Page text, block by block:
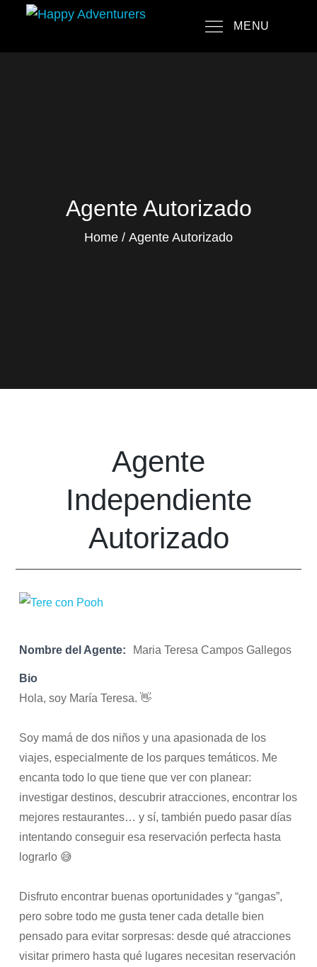
content
MENU
Agente Autorizado
Home Agente Autorizado
Agente
Independiente
Autorizado
Nombre del Agente: Maria Teresa Campos Gallegos
Bio
Hola, soy María Teresa. 👋
Soy mamá de dos niños y una apasionada de los
viajes, especialmente de los parques temáticos. Me
encanta todo lo que tiene que ver con planear:
investigar destinos, descubrir atracciones, encontrar los
mejores restaurantes… y sí, también puedo pasar días
intentando conseguir esa reservación perfecta hasta
lograrlo 😅
Disfruto encontrar buenas oportunidades y “gangas”,
pero sobre todo me gusta tener cada detalle bien
pensado para evitar sorpresas: desde qué atracciones
visitar primero hasta qué lugares necesitan reservación